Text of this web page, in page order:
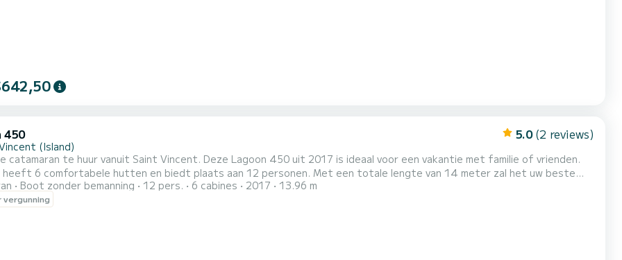
450 5.0 (2 reviews)
(Island)
catamaran te huur vanuit Saint Vincent. Deze Lagoon 450 uit 2017 is ideaal voor een vakantie met familie of vrienden.
heeft 6 comfortabele hutten en biedt plaats aan 12 personen. Met een totale lengte van 14 meter zal het uw beste
voor een buitengewone vakantie op het water rond Saint Vincent. Voor uw comfort heeft Take it Easy 4
Boot zonder bemanning 12 pers. 6 cabines 2017 13.96 m
vergunning